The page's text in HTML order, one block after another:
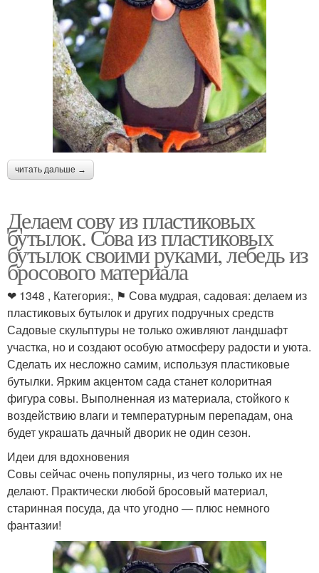
читать дальше →
Делаем сову из пластиковых
бутылок. Сова из пластиковых
бутылок своими руками, лебедь из
бросового материала
❤ 1348 , Категория:, ⚑ Сова мудрая, садовая: делаем из
пластиковых бутылок и других подручных средств
Садовые скульптуры не только оживляют ландшафт
участка, но и создают особую атмосферу радости и уюта.
Сделать их несложно самим, используя пластиковые
бутылки. Ярким акцентом сада станет колоритная
фигура совы. Выполненная из материала, стойкого к
воздействию влаги и температурным перепадам, она
будет украшать дачный дворик не один сезон.
Идеи для вдохновения
Совы сейчас очень популярны, из чего только их не
делают. Практически любой бросовый материал,
старинная посуда, да что угодно — плюс немного
фантазии!